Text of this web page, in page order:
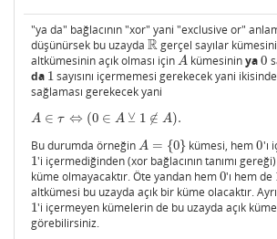
"ya da" bağlacının "xor" yani "exclusive or"
düşünürsek bu uzayda R
R gerçel sayılar
altkümesinin açık olması için A
A kümesininya0
0
da 1
1sayısını içermemesi gerekecek yani
sağlaması gerekecek yani
A ∈ τ ⇔ (0 ∈ A ⊻ 1 ∉ A).
A ∈τ⇔(0 ∈A⊻ 1∉A ).
Bu durumda örneğin A = {0}
A= {0 kümesi, hem0
0'ı
1
1'i içermediğinden (xor bağlacının tanımı
küme olmayacaktır. Öte yandan hem0
0'ı hem de
altkümesi bu uzayda açık bir küme olacaktır.
1
1'i içermeyen kümelerin de bu uzayda açık küme
görebilirsiniz.